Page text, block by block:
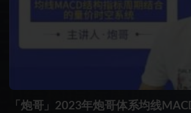
「炮哥」2023年炮哥体系均线